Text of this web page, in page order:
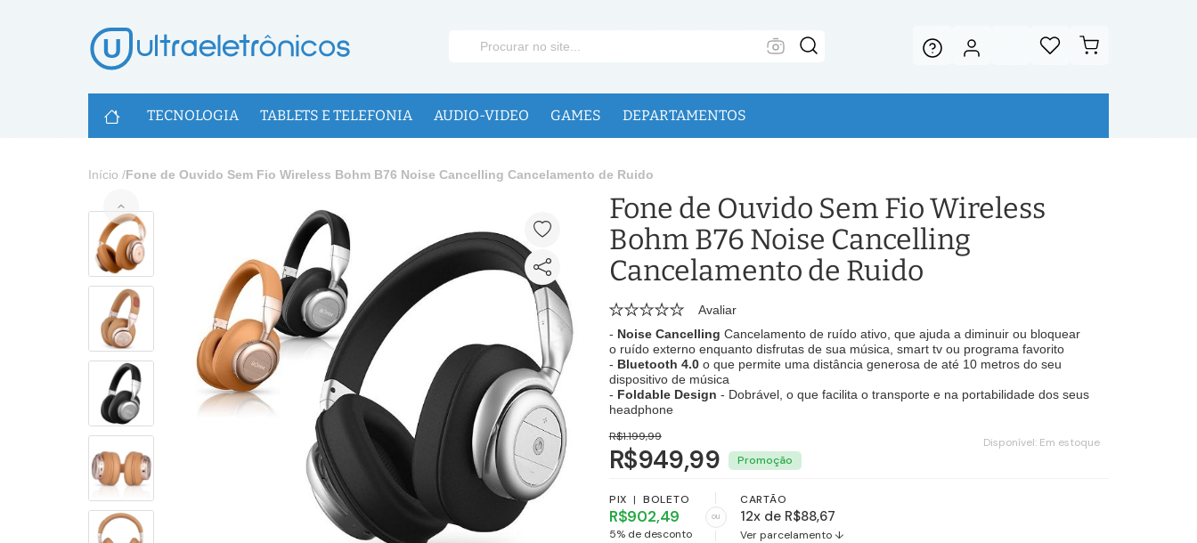
U
TECNOLOGIA TABLETS E TELEFONIA AUDIO-VIDEO GAMES DEPARTAMENTOS
Início /Fone de Ouvido Sem Fio Wireless Bohm B76 Noise Cancelling Cancelamento de Ruido
Fone de Ouvido Sem Fio Wireless
Bohm B76 Noise Cancelling
Cancelamento de Ruido
Avaliar
- Noise Cancelling Cancelamento de ruído ativo, que ajuda a diminuir ou bloquear
o ruído externo enquanto disfrutas de sua música, smart tv ou programa favorito
- Bluetooth 4.0o que permite uma distância generosa de até 10 metros do seu
dispositivo de música
- Foldable Design - Dobrável, o que facilita o transporte e na portabilidade dos seus
headphone
Disponível: Em estoque
R$1.199,99
R$949,99
PIX | BOLETO
R$902,49
5% de desconto
ou
CARTÃO
12x de R$88,67
Ver parcelamento ↓